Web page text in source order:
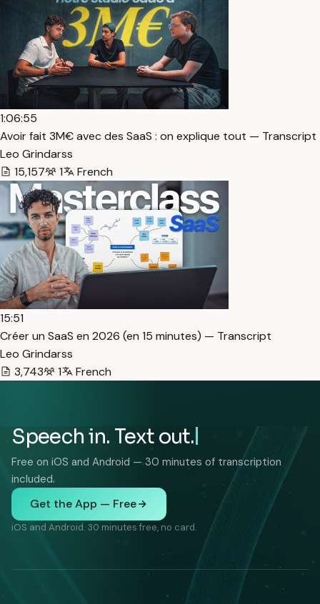
1:06:55
Avoir fait 3M€ avec des SaaS : on explique tout — Transcript
Leo Grindarss
15,157
1 French
15:51
Créer un SaaS en 2026 (en 15 minutes) — Transcript
Leo Grindarss
3,743
1 French
Speech in. Text out.
Free on iOS and Android — 30 minutes of transcription
included.
Get the App — Free
iOS and Android. 30 minutes free, no card.